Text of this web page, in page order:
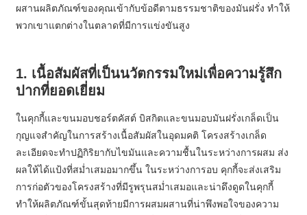
ผสานผลิตภัณฑ์ของคุณเข้ากับข้อดีตามธรรมชาติของมันฝรั่ง ทำให้
พวกเขาแตกต่างในตลาดที่มีการแข่งขันสูง
1. เนื้อสัมผัสที่เป็นนวัตกรรมใหม่เพื่อความรู้สึก
ปากที่ยอดเยี่ยม
ในคุกกี้และขนมอบชอร์ตคัสต์ บิสกิตและขนมอบมันฝรั่งเกล็ดเป็น
กุญแจสำคัญในการสร้างเนื้อสัมผัสในอุดมคติ โครงสร้างเกล็ด
ละเอียดจะทำปฏิกิริยากับไขมันและความชื้นในระหว่างการผสม ส่ง
ผลให้ได้แป้งที่สม่ำเสมอมากขึ้น ในระหว่างการอบ คุกกี้จะส่งเสริม
การก่อตัวของโครงสร้างที่มีรูพรุนสม่ำเสมอและน่าดึงดูดในคุกกี้
ทำให้ผลิตภัณฑ์ขั้นสุดท้ายมีการผสมผสานที่น่าพึงพอใจของความ